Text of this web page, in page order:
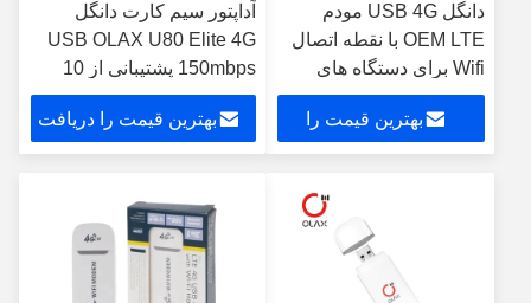
دانگل USB 4G مودم
OEM LTE با نقطه اتصال
Wifi برای دستگاه های
UMPC و MID
بهترین قیمت را
آداپتور سیم کارت دانگل
USB OLAX U80 Elite 4G
150mbps پشتیبانی از 10
کاربر
بهترین قیمت را دریافت